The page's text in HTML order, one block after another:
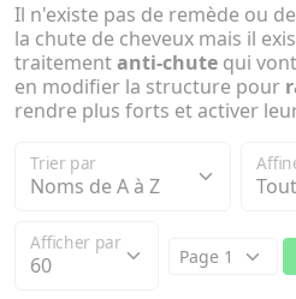
Il n'existe pas de remède ou
la chute de cheveux mais il
traitementanti-chute qui vont
en modifier la structure pour
rendre plus forts et activer
Trier par
Afficher par